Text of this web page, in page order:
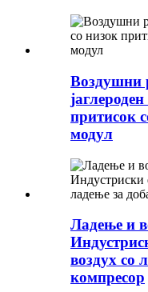
Воздушни
притисок
модул
Ладење и
воздух со
компресор